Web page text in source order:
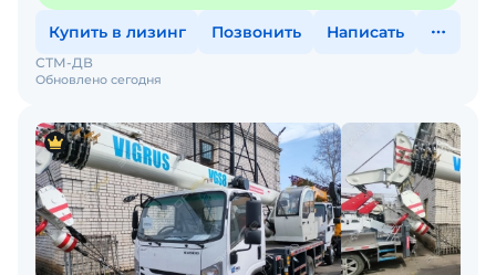
Купить в лизинг Позвонить Написать
Обновлено сегодня
СТМ-ДВ